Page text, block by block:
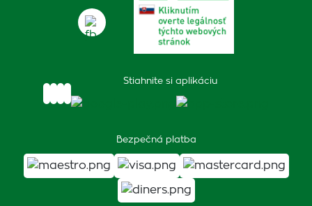
Stiahnite si aplikáciu
Bezpečná platba